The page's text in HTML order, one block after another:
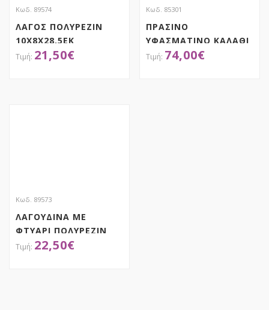
Κωδ. 89574
ΛΑΓΟΣ ΠΟΛΥΡΕΖΙΝ
10Χ8Χ28,5ΕΚ
21,50€
Κωδ. 85301
ΠΡΑΣΙΝΟ
ΥΦΑΣΜΑΤΙΝΟ ΚΑΛΑΘΙ
ΜΕ ΠΟΛΥΧΡΩΜΑ ΜΕ 2
74,00€
Κωδ. 89573
ΛΑΓΟΥΔΙΝΑ ΜΕ
ΦΤΥΑΡΙ ΠΟΛΥΡΕΖΙΝ
10,5Χ8Χ27,5ΕΚ
22,50€